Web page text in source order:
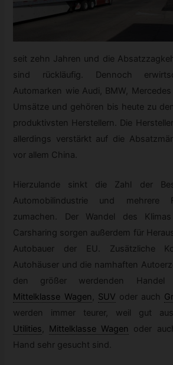
seit zehn Jahren und die
sind rückläufig. Dennoch
Automarken wie Audi, BMW,
Umsätze und gehören bis heute zu
produktivsten Herstellern. Die
allerdings verstärkt auf die
vor allem China.
Hierzulande sinkt die Zahl der
Automobilindustrie und mehrere
zumachen. Der Wandel des
Carsharing sorgen außerdem für
Autobauer der EU. Zusätzliche
Autohäuser und die namhaften
den größer werdenden Handel
Mittelklasse Wagen , SUV oder auch
werden immer teurer, weil gut
Utilities, Mittelklasse Wagen oder
Hand sehr gesucht sind.